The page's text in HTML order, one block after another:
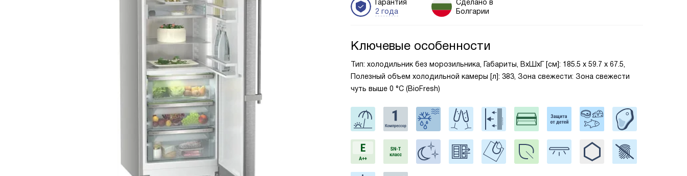
Гарантия
2 года
Сделано в
Болгарии
Ключевые особенности
Тип: холодильник без морозильника, Габариты, ВxШxГ [см]: 185.5 х 59.7 х 67.5,
Полезный объем холодильной камеры [л]: 383, Зона свежести: Зона свежести
чуть выше 0 °С (BioFresh)